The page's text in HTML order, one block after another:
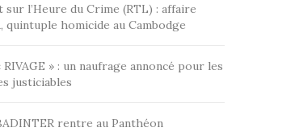
sur l’Heure du Crime (RTL) : affaire
quintuple homicide au Cambodge
» : un naufrage annoncé pour les
justiciables
rentre au Panthéon